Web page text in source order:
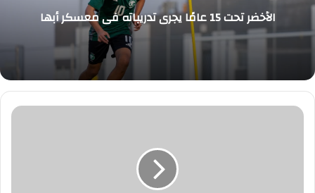
الأخضر تحت 15 عامًا يجري تدريباته في معسكر أبها
سائق